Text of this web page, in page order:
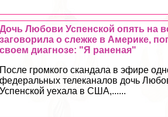
Дочь Любови Успенской опять на
заговорила о слежке в Америке,
своем диагнозе: "Я раненая"
После громкого скандала в эфире
федеральных телеканалов дочь
Успенской уехала в США,......